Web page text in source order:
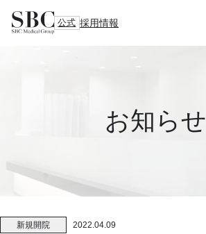
公式 採用情報
お知らせ
新規開院 2022.04.09